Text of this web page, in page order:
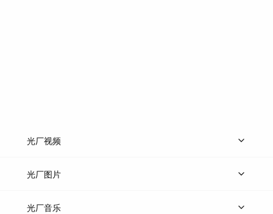
光厂视频
上传视频
光厂图片
上传图片
光厂音乐